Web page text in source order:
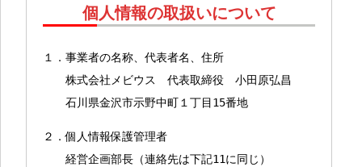
個人情報の取扱いについて
１．事業者の名称、代表者名、住所
株式会社メビウス 代表取締役 小田原弘昌
石川県金沢市示野中町１丁目15番地
２．個人情報保護管理者
経営企画部長（連絡先は下記11に同じ）